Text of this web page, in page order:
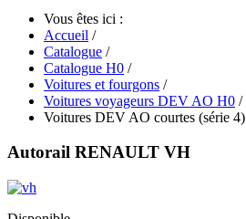
Vous êtes ici :
Accueil /
Catalogue /
Catalogue H0 /
Voitures et fourgons /
Voitures voyageurs DEV AO H0 /
Voitures DEV AO courtes (série 4)
Autorail RENAULT VH